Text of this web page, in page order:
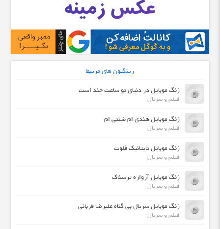
رینگتون های مرتبط
زنگ موبایل در دنیای تو ساعت چند است
فیلم و سریال
زنگ موبایل هندی ام شنتی ام
فیلم و سریال
زنگ موبایل تایتانیک فلوت
فیلم و سریال
زنگ موبایل آرواره ترسناک
فیلم و سریال
زنگ موبایل سریال بی گناه علیرضا قربانی
فیلم و سریال